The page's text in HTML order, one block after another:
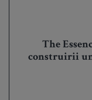
The
construirii